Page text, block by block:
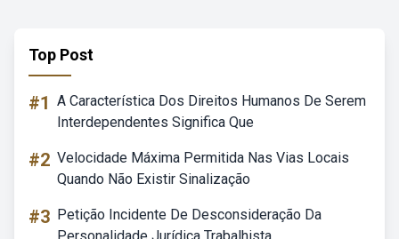
Top Post
#1 A Característica Dos Direitos Humanos De Serem
Interdependentes Significa Que
#2 Velocidade Máxima Permitida Nas Vias Locais
Quando Não Existir Sinalização
#3 Petição Incidente De Desconsideração Da